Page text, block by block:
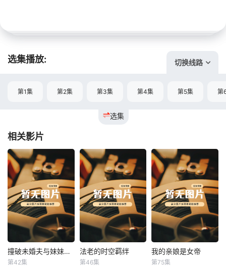
选集播放: 切换线路
选集
第1集 第2集 第3集 第4集 第5集 第
相关影片
撞破未婚夫与妹妹打野战 撞破未婚夫与妹妹打野战
第42集
法老的时空羁绊
法老的时空羁绊
第46集
我的亲娘是女帝
我的亲娘是女帝
第75集